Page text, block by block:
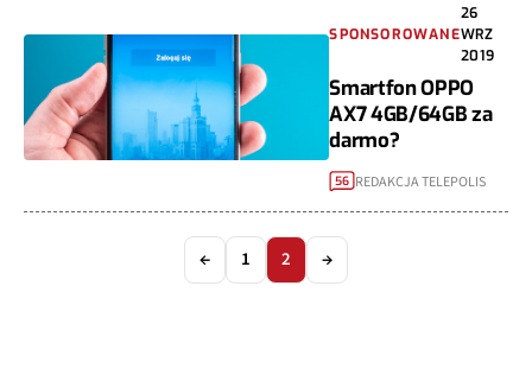
SPONSOROWANE
26
WRZ
2019
Smartfon OPPO
AX7 4GB/64GB za
darmo?
56 REDAKCJA TELEPOLIS
← 1 2 →